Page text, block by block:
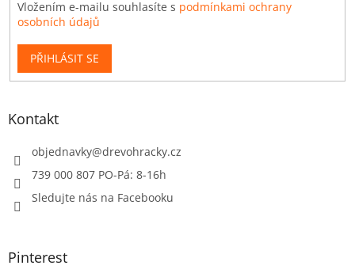
Vložením e-mailu souhlasíte s podmínkami ochrany
osobních údajů
PŘIHLÁSIT SE
Kontakt
objednavky@drevohracky.cz
739 000 807 PO-Pá: 8-16h
Sledujte nás na Facebooku
Pinterest